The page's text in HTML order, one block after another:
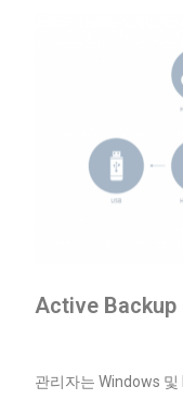
Active Backup
관리자는 Windows